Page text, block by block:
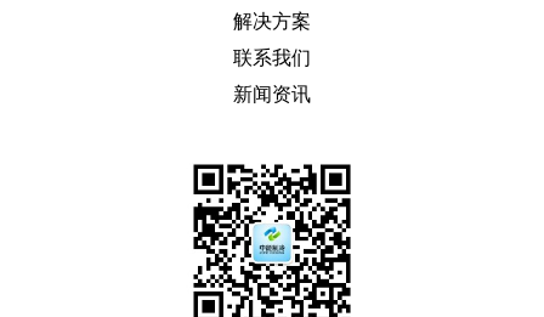
解决方案
联系我们
新闻资讯